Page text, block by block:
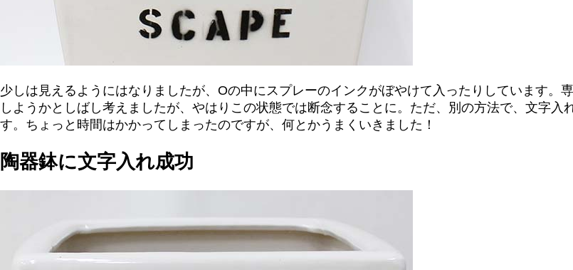
少しは見えるようにはなりましたが、Oの中にスプレーのインクがぼやけて入ったりしています。
しようかとしばし考えましたが、やはりこの状態では断念することに。ただ、別の方法で、文字
す。ちょっと時間はかかってしまったのですが、何とかうまくいきました！
陶器鉢に文字入れ成功